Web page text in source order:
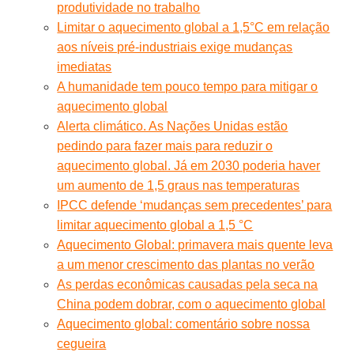
produtividade no trabalho
Limitar o aquecimento global a 1,5°C em relação
aos níveis pré-industriais exige mudanças
imediatas
A humanidade tem pouco tempo para mitigar o
aquecimento global
Alerta climático. As Nações Unidas estão
pedindo para fazer mais para reduzir o
aquecimento global. Já em 2030 poderia haver
um aumento de 1,5 graus nas temperaturas
IPCC defende ‘mudanças sem precedentes’ para
limitar aquecimento global a 1,5 °C
Aquecimento Global: primavera mais quente leva
a um menor crescimento das plantas no verão
As perdas econômicas causadas pela seca na
China podem dobrar, com o aquecimento global
Aquecimento global: comentário sobre nossa
cegueira